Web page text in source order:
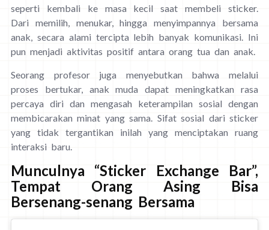
seperti kembali ke masa kecil saat membeli sticker.
Dari memilih, menukar, hingga menyimpannya bersama
anak, secara alami tercipta lebih banyak komunikasi. Ini
pun menjadi aktivitas positif antara orang tua dan anak.
Seorang profesor juga menyebutkan bahwa melalui
proses bertukar, anak muda dapat meningkatkan rasa
percaya diri dan mengasah keterampilan sosial dengan
membicarakan minat yang sama. Sifat sosial dari sticker
yang tidak tergantikan inilah yang menciptakan ruang
interaksi baru.
Munculnya “Sticker Exchange Bar”,
Tempat Orang Asing Bisa
Bersenang-senang Bersama